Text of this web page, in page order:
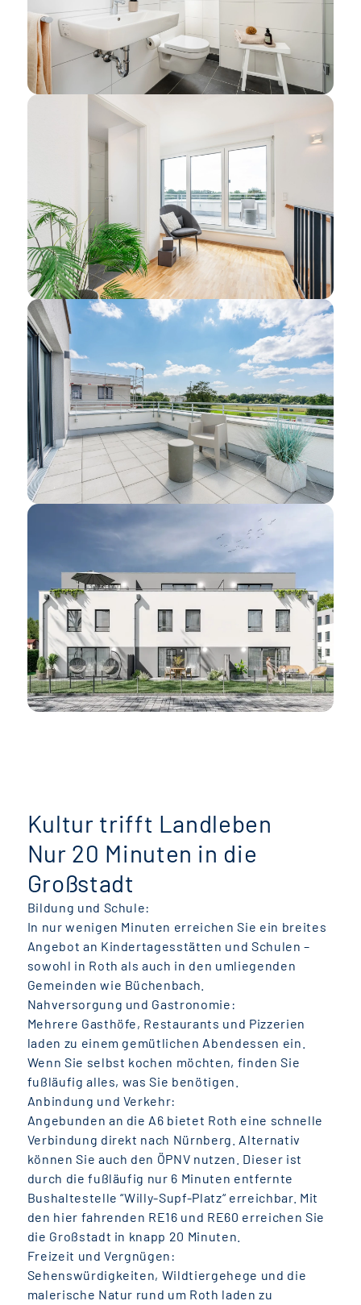
Kultur trifft Landleben
Nur 20 Minuten in die
Großstadt
Bildung und Schule:
In nur wenigen Minuten erreichen Sie ein breites
Angebot an Kindertagesstätten und Schulen –
sowohl in Roth als auch in den umliegenden
Gemeinden wie Büchenbach.
Nahversorgung und Gastronomie:
Mehrere Gasthöfe, Restaurants und Pizzerien
laden zu einem gemütlichen Abendessen ein.
Wenn Sie selbst kochen möchten, finden Sie
fußläufig alles, was Sie benötigen.
Anbindung und Verkehr:
Angebunden an die A6 bietet Roth eine schnelle
Verbindung direkt nach Nürnberg. Alternativ
können Sie auch den ÖPNV nutzen. Dieser ist
durch die fußläufig nur 6 Minuten entfernte
Bushaltestelle “Willy-Supf-Platz“ erreichbar. Mit
den hier fahrenden RE16 und RE60 erreichen Sie
die Großstadt in knapp 20 Minuten.
Freizeit und Vergnügen:
Sehenswürdigkeiten, Wildtiergehege und die
malerische Natur rund um Roth laden zu